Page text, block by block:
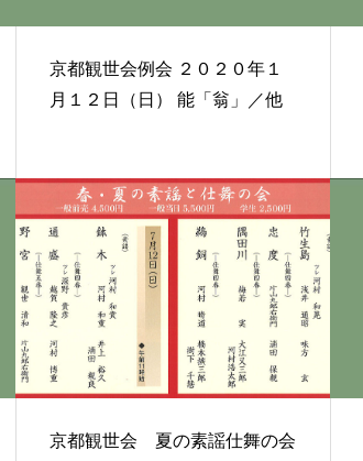
京都観世会例会 ２０２０年１
月１２日（日） 能「翁」／他
京都観世会 夏の素謡仕舞の会